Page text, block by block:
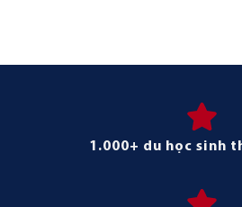
1.000+ du học sinh